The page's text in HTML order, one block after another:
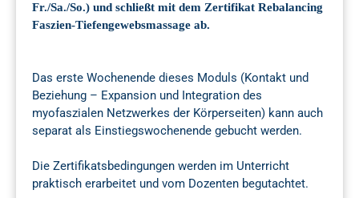
Fr./Sa./So.) und schließt mit dem Zertifikat Rebalancing
Faszien-Tiefengewebsmassage ab.
Das erste Wochenende dieses Moduls (Kontakt und
Beziehung – Expansion und Integration des
myofaszialen Netzwerkes der Körperseiten) kann auch
separat als Einstiegswochenende gebucht werden.
Die Zertifikatsbedingungen werden im Unterricht
praktisch erarbeitet und vom Dozenten begutachtet.